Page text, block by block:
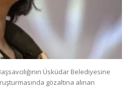
Üsküdar Belediyesine
gözaltına alınan